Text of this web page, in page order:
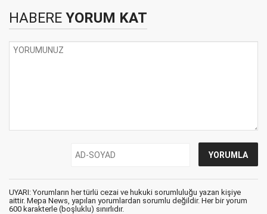
HABERE YORUM KAT
UYARI: Yorumların her türlü cezai ve hukuki sorumluluğu yazan kişiye
aittir. Mepa News, yapılan yorumlardan sorumlu değildir. Her bir yorum
600 karakterle (boşluklu) sınırlıdır.